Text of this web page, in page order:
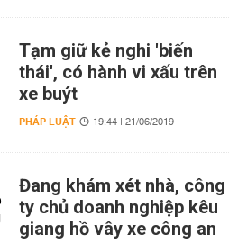
Tạm giữ kẻ nghi 'biến
thái', có hành vi xấu trên
xe buýt
PHÁP LUẬT 19:44 | 21/06/2019
Đang khám xét nhà, công
ty chủ doanh nghiệp kêu
giang hồ vây xe công an